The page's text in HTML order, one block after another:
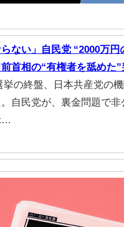
らない」自民党 “2000万
首相の“有権者を舐めた”
の終盤、日本共産党の機
自民党が、裏金問題で